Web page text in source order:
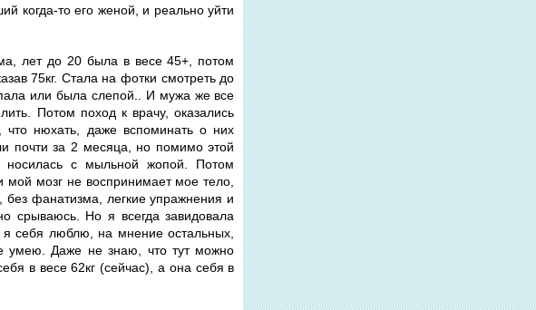
когда-то его женой, и реально уйти
лет до 20 была в весе 45+, потом
75кг. Стала на фотки смотреть до
или была слепой.. И мужа же все
Потом поход к врачу, оказались
нюхать, даже вспоминать о них
почти за 2 месяца, но помимо этой
с мыльной жопой. Потом
мой мозг не воспринимает мое тело,
фанатизма, легкие упражнения и
срываюсь. Но я всегда завидовала
я себя люблю, на мнение остальных,
умею. Даже не знаю, что тут можно
в весе 62кг (сейчас), а она себя в